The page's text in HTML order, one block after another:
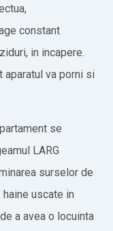
constant
in incapere.
va porni si
se
LARG
surselor de
uscate in
a avea o locuinta